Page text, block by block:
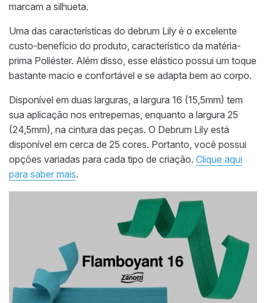
marcam a silhueta.
Uma das características do debrum Lily é o excelente
custo-benefício do produto, característico da matéria-
prima Poliéster. Além disso, esse elástico possui um toque
bastante macio e confortável e se adapta bem ao corpo.
Disponível em duas larguras, a largura 16 (15,5mm) tem
sua aplicação nos entrepernas, enquanto a largura 25
(24,5mm), na cintura das peças. O Debrum Lily está
disponível em cerca de 25 cores. Portanto, você possui
opções variadas para cada tipo de criação. Clique aqui
para saber mais.